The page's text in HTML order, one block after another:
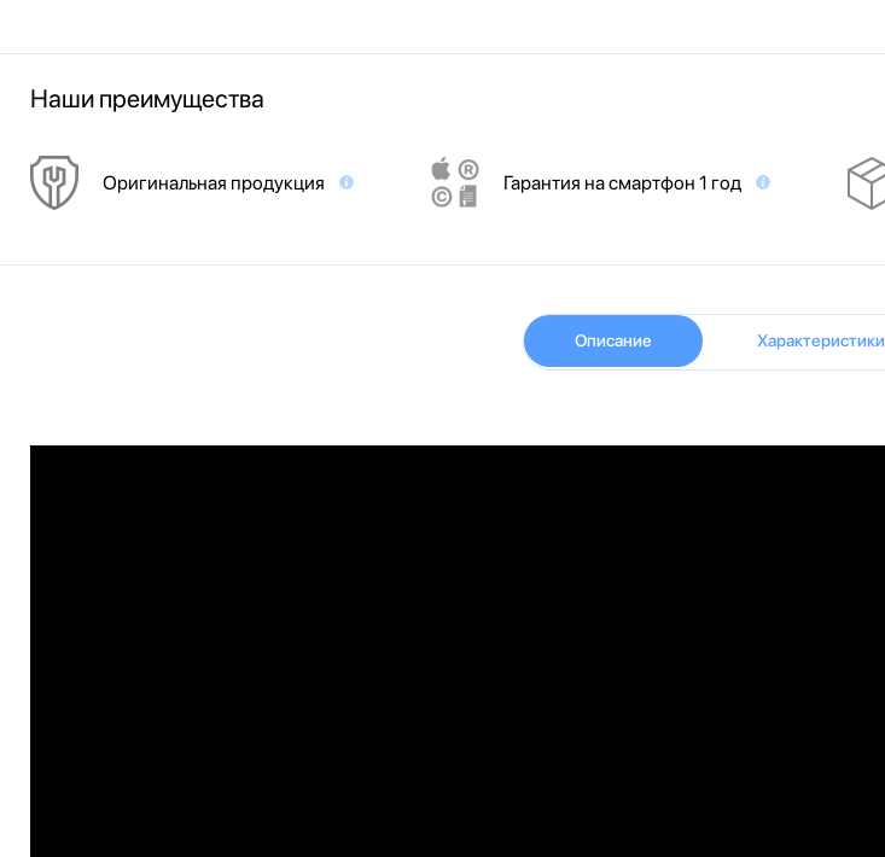
Наши преимущества
Оригинальная продукция Гарантия на смартфон 1 год
Описание Характеристики